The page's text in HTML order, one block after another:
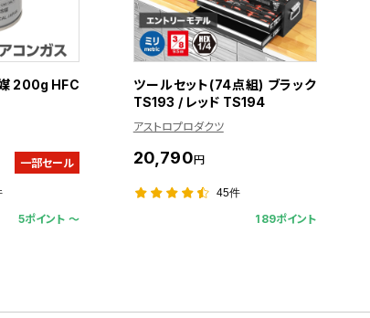
200g HFC
一部セール
5ポイント 〜
ツールセット(74点組) ブラック
TS193 / レッド TS194
アストロプロダクツ
20,790円
45件
189ポイント